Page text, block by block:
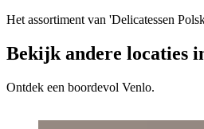
Het assortiment van 'Delicatessen
Bekijk andere locaties
Ontdek een boordevol Venlo.